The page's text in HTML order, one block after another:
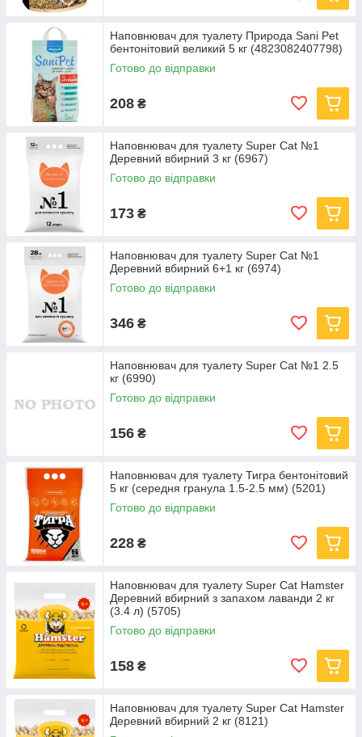
Наповнювач для туалету Природа Sani Pet
бентонітовий великий 5 кг (4823082407798)
Готово до відправки
208 ₴
Наповнювач для туалету Super Cat №1
Деревний вбирний 3 кг (6967)
Готово до відправки
173 ₴
Наповнювач для туалету Super Cat №1
Деревний вбирний 6+1 кг (6974)
Готово до відправки
346 ₴
Наповнювач для туалету Super Cat №1 2.5
кг (6990)
Готово до відправки
156 ₴
Наповнювач для туалету Тигра бентонітовий
5 кг (середня гранула 1.5-2.5 мм) (5201)
Готово до відправки
228 ₴
Наповнювач для туалету Super Cat Hamster
Деревний вбирний з запахом лаванди 2 кг
(3.4 л) (5705)
Готово до відправки
158 ₴
Наповнювач для туалету Super Cat Hamster
Деревний вбирний 2 кг (8121)